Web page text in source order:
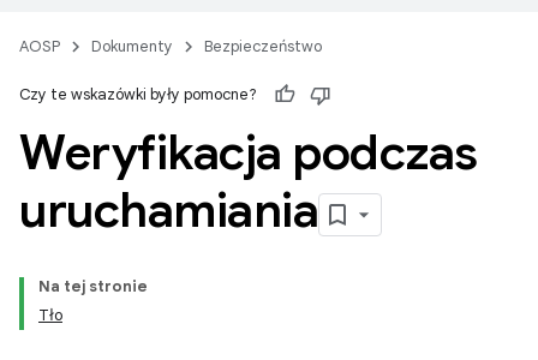
AOSP Dokumenty Bezpieczeństwo
Czy te wskazówki były pomocne?
Weryfikacja podczas
uruchamiania
Na tej stronie
Tło